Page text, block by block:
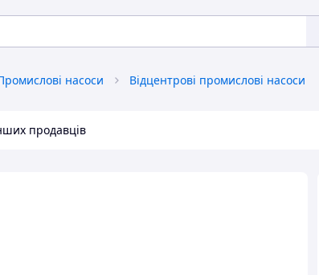
насоси Відцентрові промислові насоси
продавців